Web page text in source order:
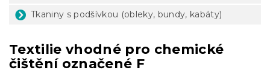
Tkaniny s podšívkou (obleky, bundy, kabáty)
Textilie vhodné pro chemické
čištění označené F